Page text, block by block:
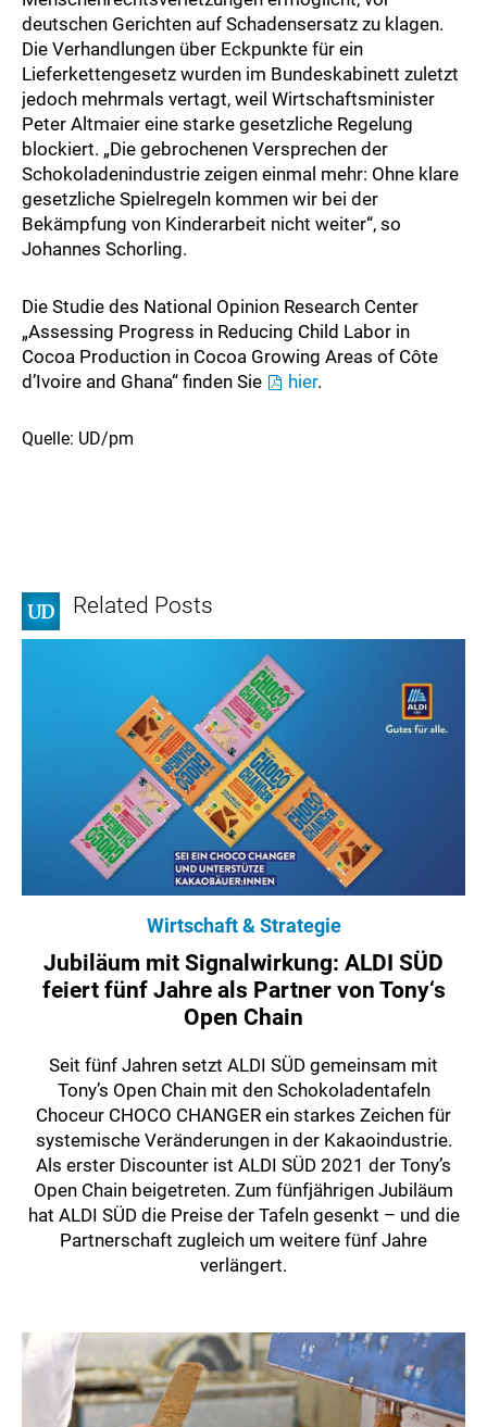
deutschen Gerichten auf Schadensersatz zu klagen.
Die Verhandlungen über Eckpunkte für ein
Lieferkettengesetz wurden im Bundeskabinett zuletzt
jedoch mehrmals vertagt, weil Wirtschaftsminister
Peter Altmaier eine starke gesetzliche Regelung
blockiert. „Die gebrochenen Versprechen der
Schokoladenindustrie zeigen einmal mehr: Ohne klare
gesetzliche Spielregeln kommen wir bei der
Bekämpfung von Kinderarbeit nicht weiter“, so
Johannes Schorling.
Die Studie des National Opinion Research Center
„Assessing Progress in Reducing Child Labor in
Cocoa Production in Cocoa Growing Areas of Côte
d’Ivoire and Ghana“ finden Sie
hier.
Quelle: UD/pm
Related Posts
Wirtschaft & Strategie
Jubiläum mit Signalwirkung: ALDI SÜD
feiert fünf Jahre als Partner von Tony‘s
Open Chain
Seit fünf Jahren setzt ALDI SÜD gemeinsam mit
Tony’s Open Chain mit den Schokoladentafeln
Choceur CHOCO CHANGER ein starkes Zeichen für
systemische Veränderungen in der Kakaoindustrie.
Als erster Discounter ist ALDI SÜD 2021 der Tony’s
Open Chain beigetreten. Zum fünfjährigen Jubiläum
hat ALDI SÜD die Preise der Tafeln gesenkt – und die
Partnerschaft zugleich um weitere fünf Jahre
verlängert.